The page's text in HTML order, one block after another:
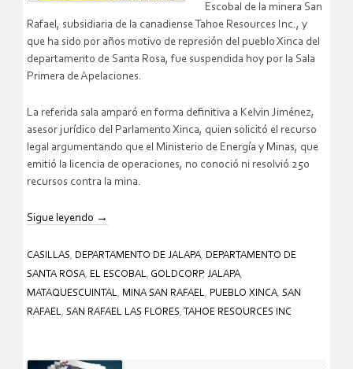
Escobal de la minera San
Rafael, subsidiaria de la canadiense Tahoe Resources Inc., y
que ha sido por años motivo de represión del pueblo Xinca del
departamento de Santa Rosa, fue suspendida hoy por la Sala
Primera de Apelaciones.
La referida sala amparó en forma definitiva a Kelvin Jiménez,
asesor jurídico del Parlamento Xinca, quien solicitó el recurso
legal argumentando que el Ministerio de Energía y Minas, que
emitió la licencia de operaciones, no conoció ni resolvió 250
recursos contra la mina.
Sigue leyendo →
CASILLAS DEPARTAMENTO DE JALAPA
DEPARTAMENTO DE
SANTA ROSA
EL ESCOBAL GOLDCORP, JALAPA
MATAQUESCUINTAL
MINA SAN RAFAEL PUEBLO XINCA SAN
RAFAEL
SAN RAFAEL LAS FLORES TAHOE RESOURCES INC